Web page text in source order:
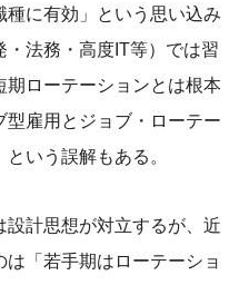
種に有効」という思い込み
法務・高度IT等）では習
ローテーションとは根本
雇用とジョブ・ローテー
いう誤解もある。
計思想が対立するが、近
「若手期はローテーショ